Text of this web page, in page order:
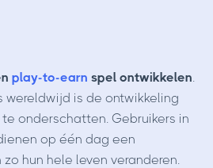
play-to-earn spel ontwikkelen
wereldwijd is de ontwikkeling
onderschatten. Gebruikers in
op één dag een
hun hele leven veranderen.